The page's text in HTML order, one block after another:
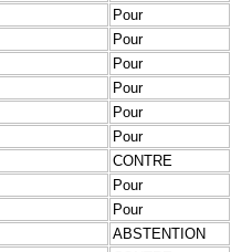
Pour
Pour
Pour
Pour
Pour
Pour
CONTRE
Pour
Pour
ABSTENTION